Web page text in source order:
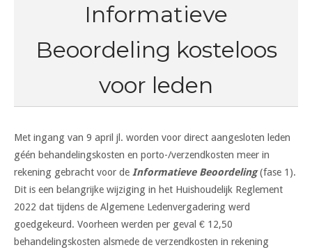
Informatieve
Beoordeling kosteloos
voor leden
Met ingang van 9 april jl. worden voor direct aangesloten leden
géén behandelingskosten en porto-/verzendkosten meer in
rekening gebracht voor de Informatieve Beoordeling(fase 1).
Dit is een belangrijke wijziging in het Huishoudelijk Reglement
2022 dat tijdens de Algemene Ledenvergadering werd
goedgekeurd. Voorheen werden per geval € 12,50
behandelingskosten alsmede de verzendkosten in rekening